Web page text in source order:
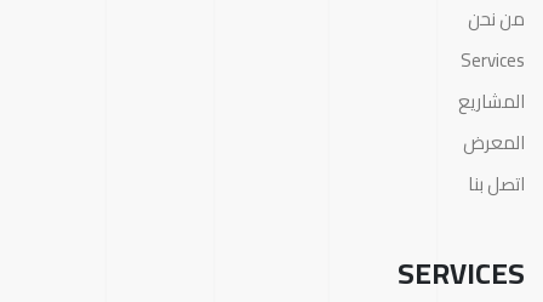
من نحن
Services
المشاريع
المعرض
اتصل بنا
SERVICES